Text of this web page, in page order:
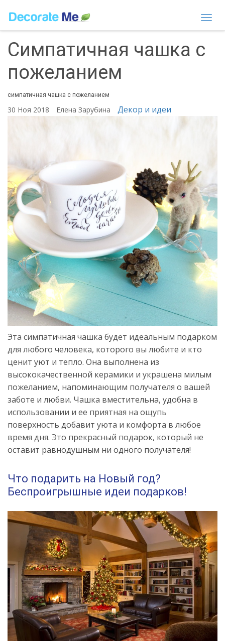
Симпатичная чашка с
пожеланием
симпатичная чашка с пожеланием
30 Ноя 2018 Елена Зарубина Декор и идеи
Эта симпатичная чашка будет идеальным подарком
для любого человека, которого вы любите и кто
ценит уют и тепло. Она выполнена из
высококачественной керамики и украшена милым
пожеланием, напоминающим получателя о вашей
заботе и любви. Чашка вместительна, удобна в
использовании и ее приятная на ощупь
поверхность добавит уюта и комфорта в любое
время дня. Это прекрасный подарок, который не
оставит равнодушным ни одного получателя!
Что подарить на Новый год?
Беспроигрышные идеи подарков!